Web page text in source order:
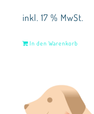
inkl. 17 % MwSt.
In den Warenkorb